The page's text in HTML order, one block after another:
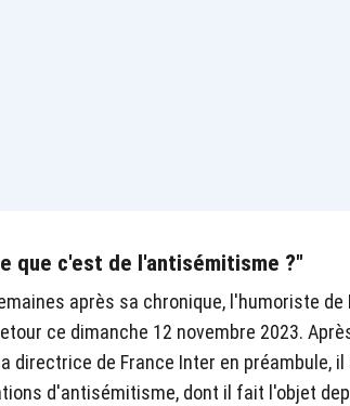
que c'est de l'antisémitisme ?"
après sa chronique, l'humoriste
ce dimanche 12 novembre 2023.
directrice de France Inter en préambule,
d'antisémitisme, dont il fait l'objet